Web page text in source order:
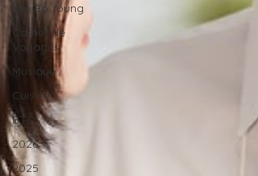
Lee Bo Young
Carnet de
Voyages
Musique
Cuisine
BTS
2026
2025